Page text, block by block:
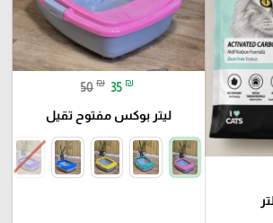
50 ₪ 35 ₪
ليتر بوكس مفتوح تقيل